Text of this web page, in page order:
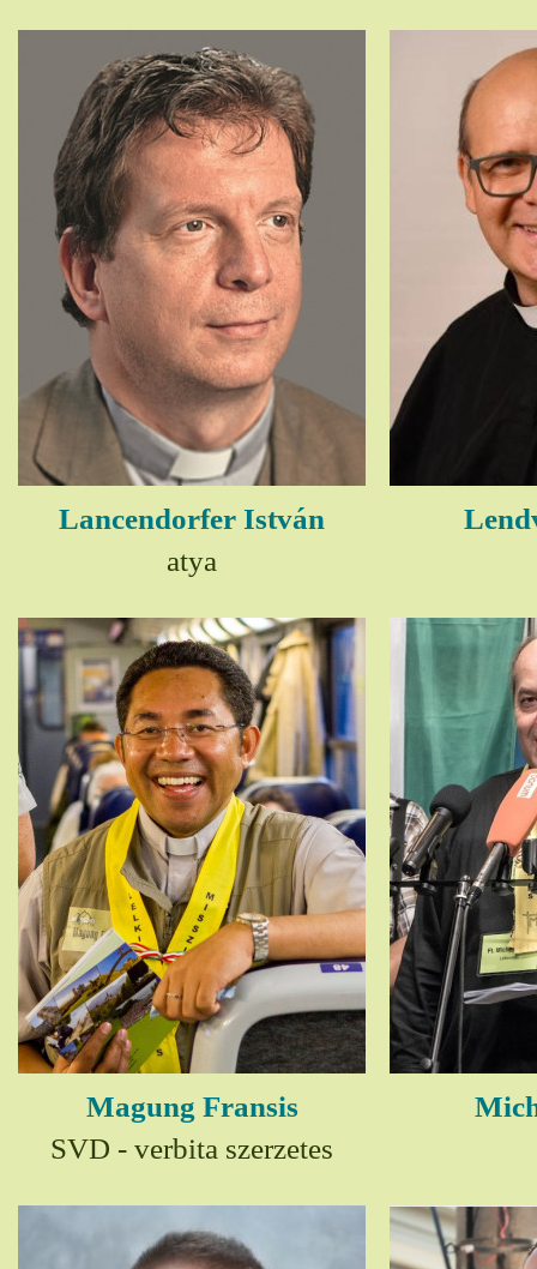
Lancendorfer István
atya
Magung Fransis
SVD - verbita szerzetes